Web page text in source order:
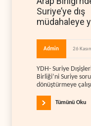
Suriye’ye dış
müdahaleye
Admin 26
YDH- Suriye
Birliği’ni Suriye
dönüştürmeye
Tümünü Oku